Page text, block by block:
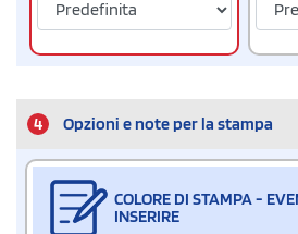
4 Opzioni e note per la stampa
COLORE DI STAMPA -
INSERIRE